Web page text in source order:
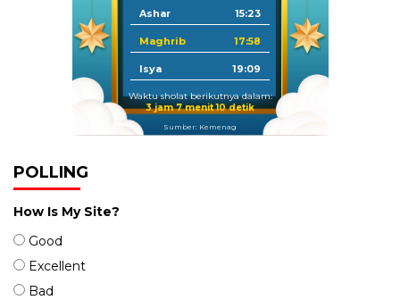
Ashar 15:23
Maghrib 17:58
Isya 19:09
Waktu sholat berikutnya dalam:
3 jam 7 menit 10 detik
Sumber: Kemenag
POLLING
How Is My Site?
Good
Excellent
Bad